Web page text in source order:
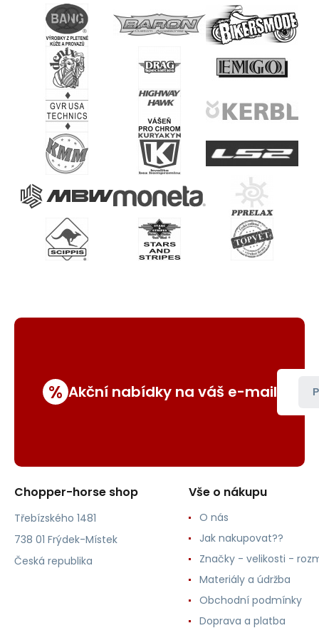
% Akční nabídky na váš e-mail
Chopper-horse shop
Třebízského 1481
738 01 Frýdek-Místek
Česká republika
Vše o nákupu
O nás
Jak nakupovat??
Značky - velikosti -
Materiály a údržba
Obchodní podmínky
Doprava a platba